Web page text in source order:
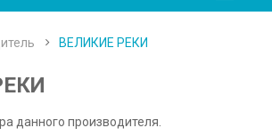
ВЕЛИКИЕ РЕКИ
данного производителя.